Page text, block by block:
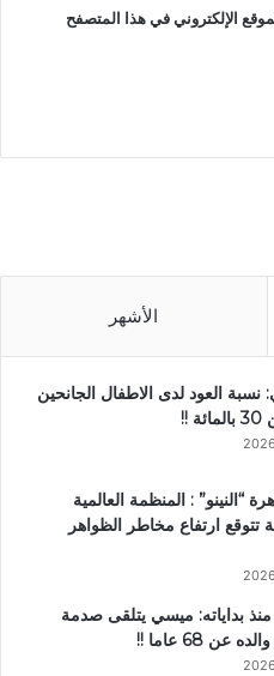
الإلكتروني في هذا المتصفح
الأشهر
العود لدى الاطفال الجانحين
“النينو” : المنظمة العالمية
تتوقع ارتفاع مخاطر الظواهر
منذ بداياته: ميسي يتلقى صدمة
عن 68 عاما !!